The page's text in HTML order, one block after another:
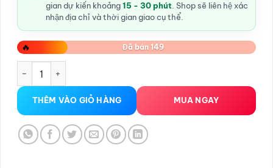
gian dự kiến khoảng15 - 30 phút. Shop sẽ liên hệ xác
nhận địa chỉ và thời gian giao cụ thể.
🔥 Đã bán 149
THÊM VÀO GIỎ HÀNG MUA NGAY